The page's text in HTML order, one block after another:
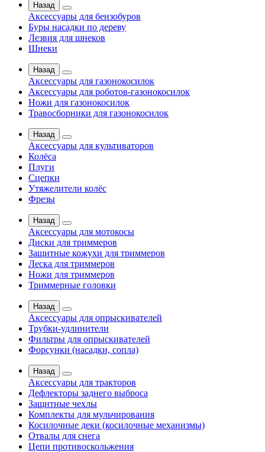
Назад
Аксессуары для бензобуров
Буры насадки по дереву
Лезвия для шнеков
Шнеки
Назад
Аксессуары для газонокосилок
Аксессуары для роботов-газонокосилок
Ножи для газонокосилок
Травосборники для газонокосилок
Назад
Аксессуары для культиваторов
Колёса
Плуги
Сцепки
Утяжелители колёс
Фрезы
Назад
Аксессуары для мотокосы
Диски для триммеров
Защитные кожухи для триммеров
Леска для триммеров
Ножи для триммеров
Триммерные головки
Назад
Аксессуары для опрыскивателей
Трубки-удлинители
Фильтры для опрыскивателей
Форсунки (насадки, сопла)
Назад
Аксессуары для тракторов
Дефлекторы заднего выброса
Защитные чехлы
Комплекты для мульчирования
Косилочные деки (косилочные механизмы)
Отвалы для снега
Цепи противоскольжения